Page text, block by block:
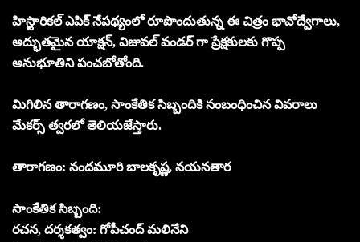
హిస్టారికల్ ఎపిక్ నేపథ్యంలో రూపొందుతున్న ఈ చిత్రం భావోద్వేగాలు,
అద్భుతమైన యాక్షన్‌, విజువల్ వండర్ గా ప్రేక్షకులకు గొప్ప
అనుభూతిని పంచబోతోంది.
మిగిలిన తారాగణం, సాంకేతిక సిబ్బందికి సంబంధించిన వివరాలు
మేకర్స్ త్వరలో తెలియజేస్తారు.
తారాగణం: నందమూరి బాలకృష్ణ, నయనతార
సాంకేతిక సిబ్బంది:
రచన, దర్శకత్వం: గోపీచంద్ మలినేని